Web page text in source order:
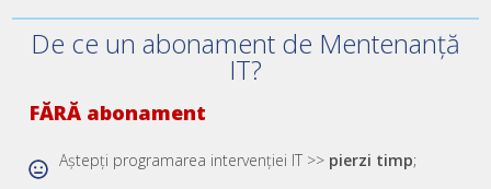
De ce un abonament de Mentenanță
IT?
FĂRĂ abonament
Aștepți programarea intervenției IT >> pierzi timp;